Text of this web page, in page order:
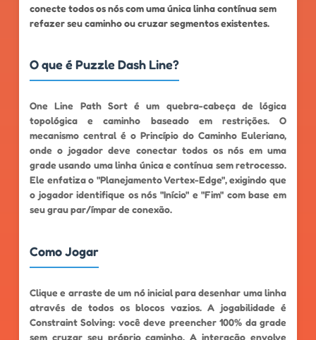
conecte todos os nós com uma única linha contínua sem
refazer seu caminho ou cruzar segmentos existentes.
O que é Puzzle Dash Line?
One Line Path Sort é um quebra-cabeça de lógica
topológica e caminho baseado em restrições. O
mecanismo central é o Princípio do Caminho Euleriano,
onde o jogador deve conectar todos os nós em uma
grade usando uma linha única e contínua sem retrocesso.
Ele enfatiza o "Planejamento Vertex-Edge", exigindo que
o jogador identifique os nós "Início" e "Fim" com base em
seu grau par/ímpar de conexão.
Como Jogar
Clique e arraste de um nó inicial para desenhar uma linha
através de todos os blocos vazios. A jogabilidade é
Constraint Solving: você deve preencher 100% da grade
sem cruzar seu próprio caminho. A interação envolve